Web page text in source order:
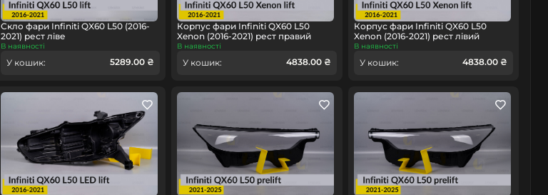
Скло фари Infiniti QX60 L50 (2016-
2021) рест ліве
В наявності
У кошик: 5289.00 ₴
Корпус фари Infiniti QX60 L50
Xenon (2016-2021) рест правий
В наявності
У кошик: 4838.00 ₴
Корпус фари Infiniti QX60 L50
Xenon (2016-2021) рест лівий
В наявності
У кошик: 4838.00 ₴